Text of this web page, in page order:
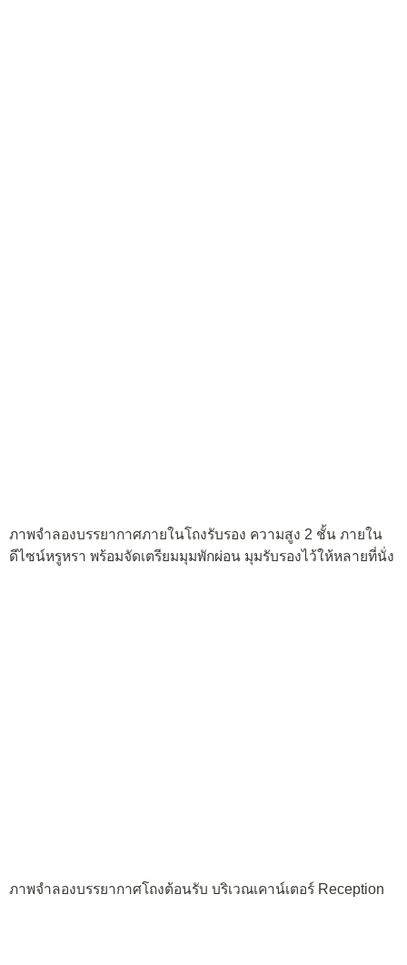
ภาพจำลองบรรยากาศภายในโถงรับรอง ความสูง 2 ชั้น ภายใน
ดีไซน์หรูหรา พร้อมจัดเตรียมมุมพักผ่อน มุมรับรองไว้ให้หลายที่นั่ง
ภาพจำลองบรรยากาศโถงต้อนรับ บริเวณเคาน์เตอร์ Reception